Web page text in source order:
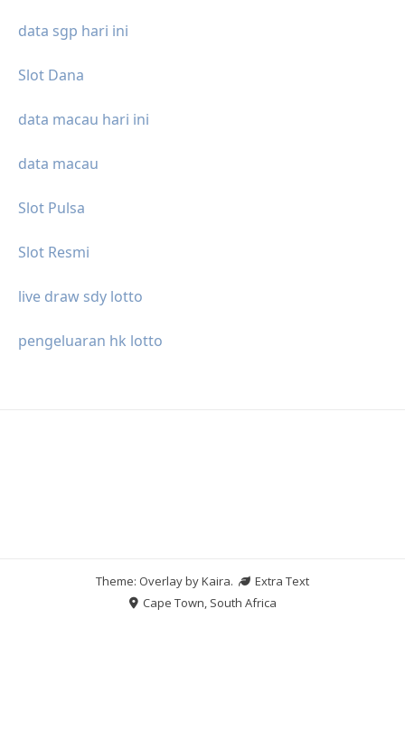
data sgp hari ini
Slot Dana
data macau hari ini
data macau
Slot Pulsa
Slot Resmi
live draw sdy lotto
pengeluaran hk lotto
Theme: Overlay byKaira.
Extra Text
Cape Town, South Africa